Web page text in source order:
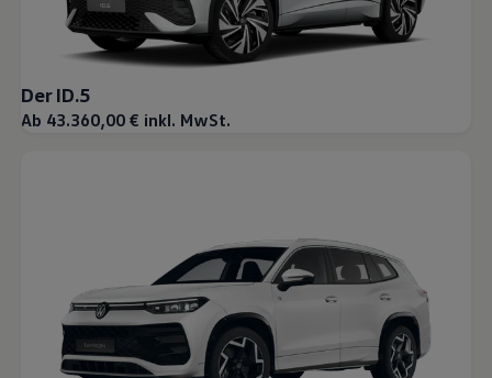
Der ID.5
Ab 43.360,00 € inkl. MwSt.